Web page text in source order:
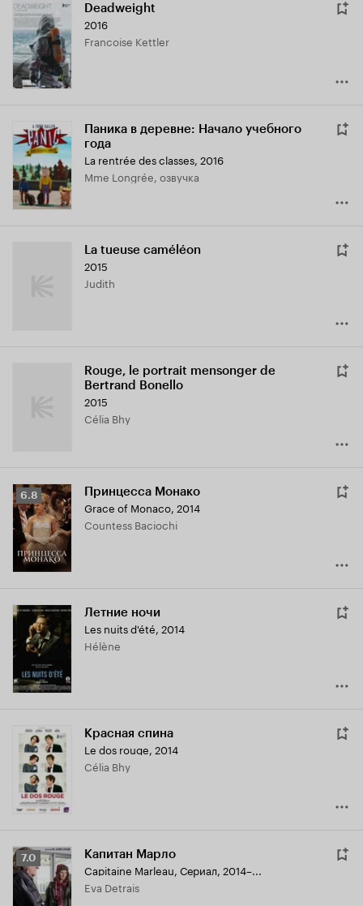
Deadweight
2016
Francoise Kettler
Паника в деревне: Начало учебного
года
La rentrée des classes, 2016
Mme Longrée, озвучка
La tueuse caméléon
2015
Judith
Rouge, le portrait mensonger de
Bertrand Bonello
2015
Célia Bhy
Рейтинг
Кинопоиска
6.8
6.8 Принцесса Монако
Grace of Monaco, 2014
Countess Baciochi
Летние ночи
Les nuits d'été, 2014
Hélène
Красная спина
Le dos rouge, 2014
Célia Bhy
Рейтинг
Кинопоиска
7.0
7.0 Капитан Марло
Capitaine Marleau, Сериал, 2014–...
Eva Detrais